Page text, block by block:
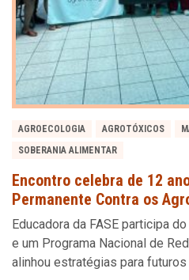
AGROECOLOGIA AGROTÓXICOS
SOBERANIA ALIMENTAR
Encontro celebra de 12
Permanente Contra os
Educadora da FASE participa
e um Programa Nacional de
alinhou estratégias para